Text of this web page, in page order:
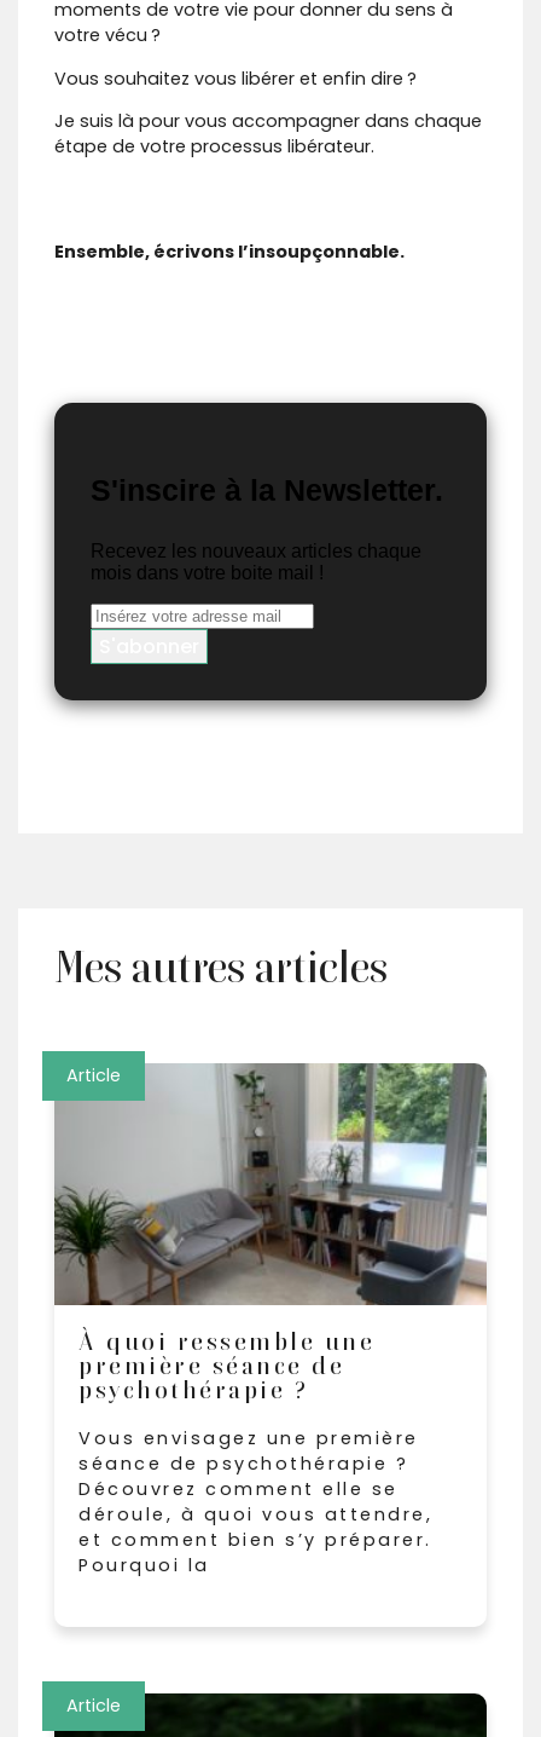
moments de votre vie pour donner du sens à
votre vécu ?
Vous souhaitez vous libérer et enfin dire ?
Je suis là pour vous accompagner dans chaque
étape de votre processus libérateur.
Ensemble, écrivons l’insoupçonnable.
S'inscire à la Newsletter.
Recevez les nouveaux articles chaque
mois dans votre boite mail !
Mes autres articles
À quoi ressemble une
première séance de
psychothérapie ?
Vous envisagez une première
séance de psychothérapie ?
Découvrez comment elle se
déroule, à quoi vous attendre,
et comment bien s’y préparer.
Pourquoi la
Article
Article